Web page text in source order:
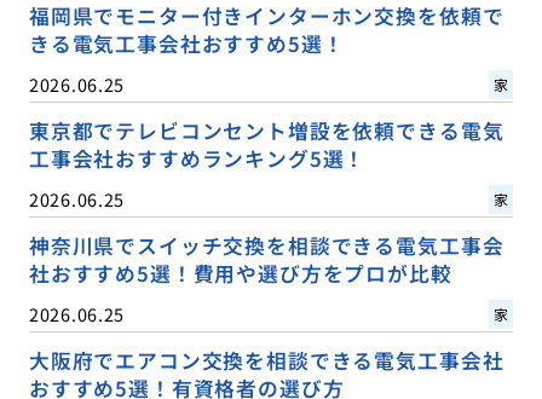
福岡県でモニター付きインターホン交換を依頼で
きる電気工事会社おすすめ5選！
2026.06.25 家
東京都でテレビコンセント増設を依頼できる電気
工事会社おすすめランキング5選！
2026.06.25 家
神奈川県でスイッチ交換を相談できる電気工事会
社おすすめ5選！費用や選び方をプロが比較
2026.06.25 家
大阪府でエアコン交換を相談できる電気工事会社
おすすめ5選！有資格者の選び方